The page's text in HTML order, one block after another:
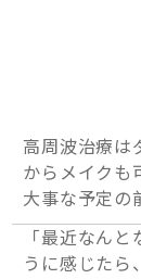
高周波治療は
からメイクも
大事な予定の
「最近なん
うに感じたら